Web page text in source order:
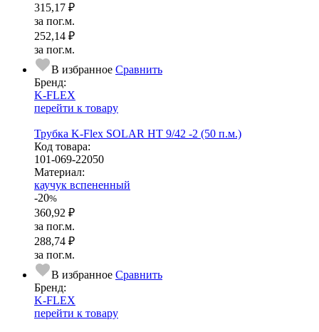
315,17 ₽
за пог.м.
252,14 ₽
за пог.м.
В избранное Сравнить
Бренд:
K-FLEX
перейти к товару
Трубка K-Flex SOLAR HT 9/42 -2 (50 п.м.)
Код товара:
101-069-22050
Ма­­те­­ри­­ал:
каучук вспененный
-20%
360,92 ₽
за пог.м.
288,74 ₽
за пог.м.
В избранное Сравнить
Бренд:
K-FLEX
перейти к товару